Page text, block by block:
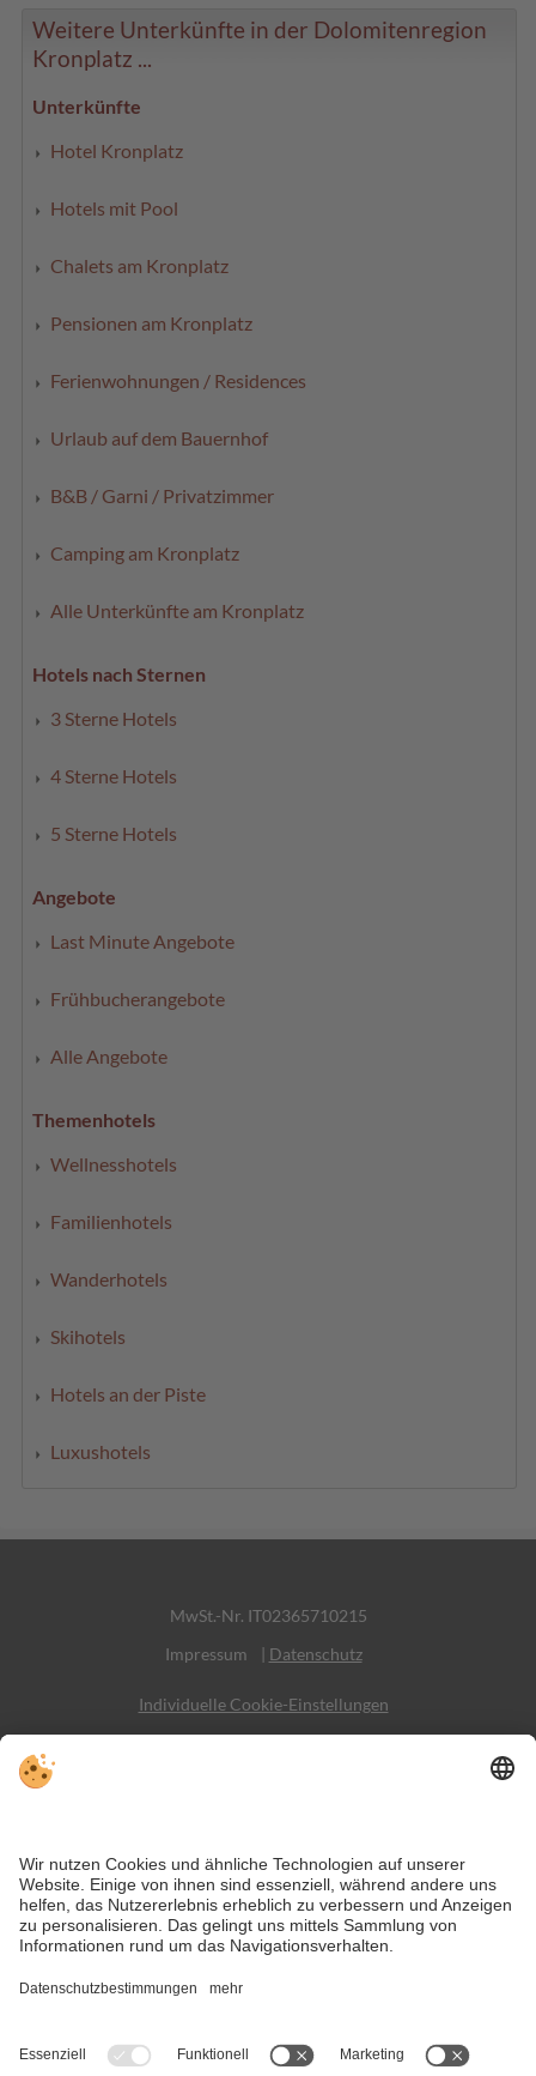
Weitere Unterkünfte in der Dolomitenregion
Kronplatz ...
Unterkünfte
Hotel Kronplatz
Hotels mit Pool
Chalets am Kronplatz
Pensionen am Kronplatz
Ferienwohnungen / Residences
Urlaub auf dem Bauernhof
B&B / Garni / Privatzimmer
Camping am Kronplatz
Alle Unterkünfte am Kronplatz
Hotels nach Sternen
3 Sterne Hotels
4 Sterne Hotels
5 Sterne Hotels
Angebote
Last Minute Angebote
Frühbucherangebote
Alle Angebote
Themenhotels
Wellnesshotels
Familienhotels
Wanderhotels
Skihotels
Hotels an der Piste
Luxushotels
MwSt.-Nr. IT02365710215
Impressum
| Datenschutz
Individuelle Cookie-Einstellungen
Social Media
Trotz genauer Arbeit und ständigem Aktualisieren der Inhalte, können
Ort über die aktuellen Bedingungen.